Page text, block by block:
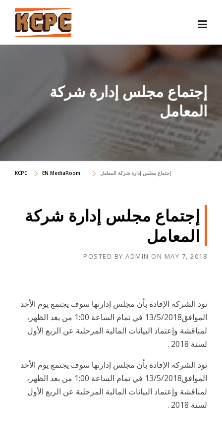
Skip
content
إجتماع مجلس إدارة شركة
المعامل
KCPC EN MediaRoom إجتماع مجلس إدارة شركة المعامل
إجتماع مجلس إدارة شركة
المعامل
POSTED BY ADMIN ON MAY 7, 2018
تود الشركة الإفادة بأن مجلس إدارتها سوف يجتمع يوم الأحد
الموافق13/5/2018 في تمام الساعة 1:00 من بعد الظهر،
لمناقشة وإعتماد البيانات المالية المرحلية عن الربع الأول
لسنة 2018 .
تود الشركة الإفادة بأن مجلس إدارتها سوف يجتمع يوم الأحد
الموافق13/5/2018 في تمام الساعة 1:00 من بعد الظهر،
لمناقشة وإعتماد البيانات المالية المرحلية عن الربع الأول
لسنة 2018 .